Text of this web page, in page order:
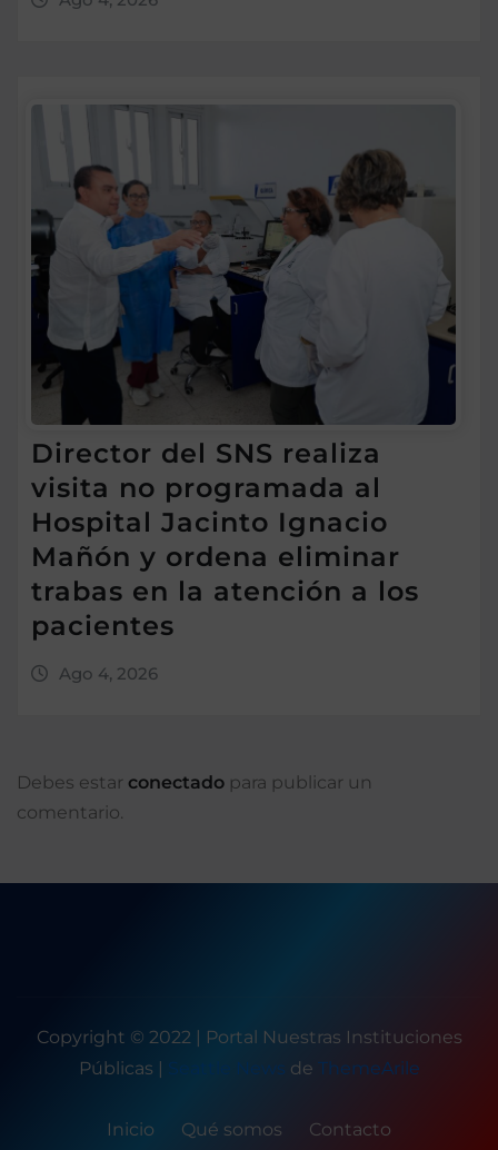
Director del SNS realiza
visita no programada al
Hospital Jacinto Ignacio
Mañón y ordena eliminar
trabas en la atención a los
pacientes
Ago 4, 2026
Debes estar conectado para publicar un
comentario.
Copyright © 2022 | Portal Nuestras Instituciones
Públicas | Seattle News de ThemeArile
Inicio Qué somos Contacto